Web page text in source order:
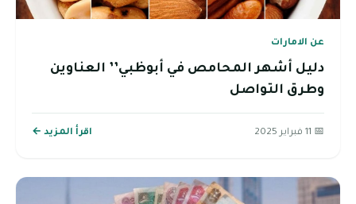
عن الامارات
دليل أشهر المحامص في أبوظبي’’ العناوين
وطرق التواصل
📅 11 فبراير 2025 اقرأ المزيد ←